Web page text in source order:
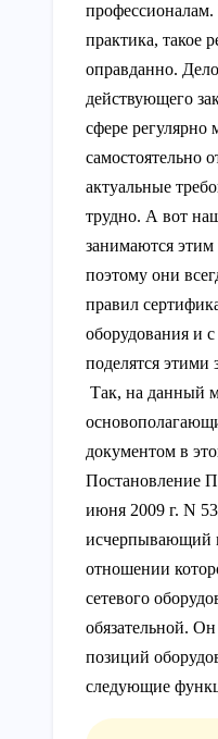
практика, такое
оправданно.
действующего
сфере регулярно
самостоятельно
актуальные
трудно. А вот
занимаются этим
поэтому они
правил
оборудования и
поделятся
Так, на данный
документом в
Постановление
июня 2009 г. N
исчерпывающий
отношении
сетевого
обязательной.
позиций
следующие